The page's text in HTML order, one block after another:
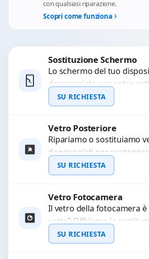
con qualsiasi riparazione.
Scopri come funziona
Sostituzione Schermo
Lo schermo del tuo
danneggiato con vetro
macchie, schermo nero o
Sostituiamo schermi
SU RICHIESTA
Richiedi
WhatsApp
Vetro Posteriore
Ripariamo o sostituiamo
danneggiati per
dispositivo e ripristinare
originale. Utilizziamo
SU RICHIESTA
Richiedi
WhatsApp
Vetro Fotocamera
Il vetro della fotocamera
rotto? Offriamo la
ricambi di alta qualità
mesi....
SU RICHIESTA